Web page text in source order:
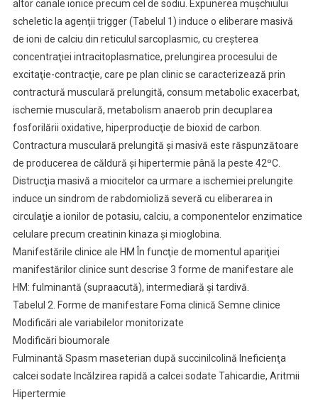
altor canale ionice precum cel de sodiu. Expunerea muşchiului
scheletic la agenţii trigger (Tabelul 1) induce o eliberare masivă
de ioni de calciu din reticulul sarcoplasmic, cu creşterea
concentraţiei intracitoplasmatice, prelungirea procesului de
excitaţie-contracţie, care pe plan clinic se caracterizează prin
contractură musculară prelungită, consum metabolic exacerbat,
ischemie musculară, metabolism anaerob prin decuplarea
fosforilării oxidative, hiperproducţie de bioxid de carbon.
Contractura musculară prelungită şi masivă este răspunzătoare
de producerea de căldură şi hipertermie până la peste 42ºC.
Distrucţia masivă a miocitelor ca urmare a ischemiei prelungite
induce un sindrom de rabdomioliză severă cu eliberarea in
circulaţie a ionilor de potasiu, calciu, a componentelor enzimatice
celulare precum creatinin kinaza şi mioglobina.
Manifestările clinice ale HM În funcţie de momentul apariţiei
manifestărilor clinice sunt descrise 3 forme de manifestare ale
HM: fulminantă (supraacută), intermediară şi tardivă.
Tabelul 2. Forme de manifestare Foma clinică Semne clinice
Modificări ale variabilelor monitorizate
Modificări bioumorale
Fulminantă Spasm maseterian după succinilcolină Ineficienţa
calcei sodate Incălzirea rapidă a calcei sodate Tahicardie, Aritmii
Hipertermie